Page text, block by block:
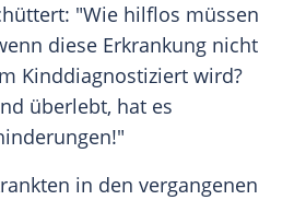
"Wie hilflos müssen
diese Erkrankung nicht
Kinddiagnostiziert wird?
überlebt, hat es
in den vergangenen